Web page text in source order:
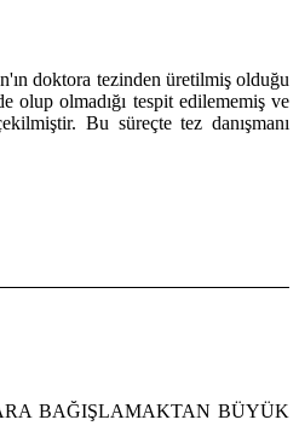
doktora tezinden üretilmiş olduğu
olup olmadığı tespit edilememiş ve
Bu süreçte tez danışmanı
BAĞIŞLAMAKTAN BÜYÜK